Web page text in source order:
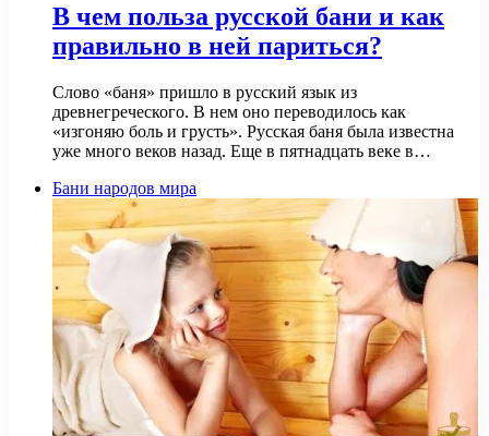
В чем польза русской бани и как
правильно в ней париться?
Слово «баня» пришло в русский язык из
древнегреческого. В нем оно переводилось как
«изгоняю боль и грусть». Русская баня была известна
уже много веков назад. Еще в пятнадцать веке в…
Бани народов мира